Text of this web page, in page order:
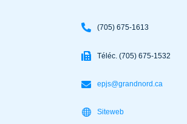
(705) 675-1613
Téléc. (705) 675-1532
epjs@grandnord.ca
Siteweb